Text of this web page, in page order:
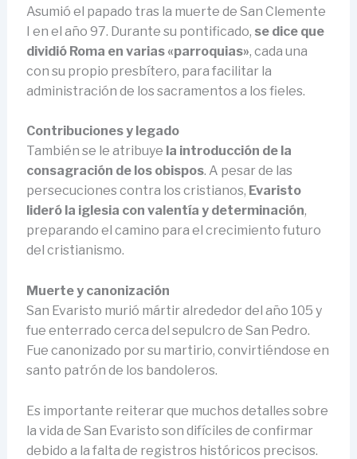
Asumió el papado tras la muerte de San Clemente
I en el año 97. Durante su pontificado, se dice que
dividió Roma en varias «parroquias», cada una
con su propio presbítero, para facilitar la
administración de los sacramentos a los fieles.
Contribuciones y legado
También se le atribuye la introducción de la
consagración de los obispos. A pesar de las
persecuciones contra los cristianos, Evaristo
lideró la iglesia con valentía y determinación,
preparando el camino para el crecimiento futuro
del cristianismo.
Muerte y canonización
San Evaristo murió mártir alrededor del año 105 y
fue enterrado cerca del sepulcro de San Pedro.
Fue canonizado por su martirio, convirtiéndose en
santo patrón de los bandoleros.
Es importante reiterar que muchos detalles sobre
la vida de San Evaristo son difíciles de confirmar
debido a la falta de registros históricos precisos.